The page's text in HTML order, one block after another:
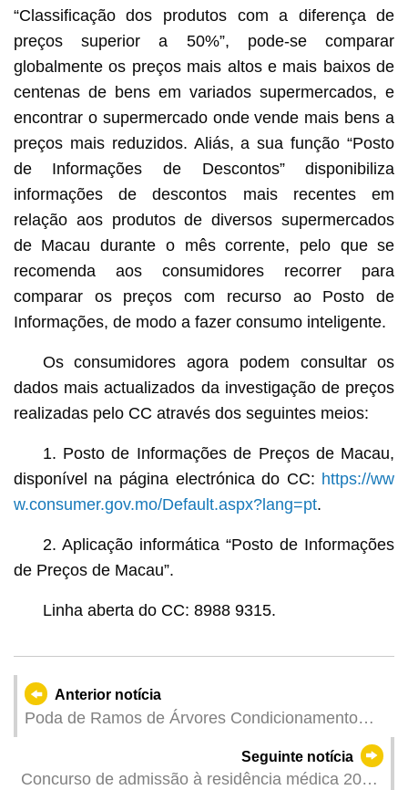
“Classificação dos produtos com a diferença de
preços superior a 50%”, pode-se comparar
globalmente os preços mais altos e mais baixos de
centenas de bens em variados supermercados, e
encontrar o supermercado onde vende mais bens a
preços mais reduzidos. Aliás, a sua função “Posto
de Informações de Descontos” disponibiliza
informações de descontos mais recentes em
relação aos produtos de diversos supermercados
de Macau durante o mês corrente, pelo que se
recomenda aos consumidores recorrer para
comparar os preços com recurso ao Posto de
Informações, de modo a fazer consumo inteligente.
Os consumidores agora podem consultar os
dados mais actualizados da investigação de preços
realizadas pelo CC através dos seguintes meios:
1. Posto de Informações de Preços de Macau,
disponível na página electrónica do CC: https://ww
w.consumer.gov.mo/Default.aspx?lang=pt.
2. Aplicação informática “Posto de Informações
de Preços de Macau”.
Linha aberta do CC: 8988 9315.
Anterior notícia
Poda de Ramos de Árvores Condicionamento
provisório de trânsito na Estrada Nova e na Rua
Seguinte notícia
Concurso de admissão à residência médica 2025